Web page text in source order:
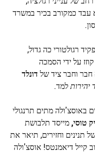
עבד כמקורב בכיר במשרד
רגולטורי כה גדול,
על ידי הסמכה
חבר וחבר ציד של דונלד
יהירותלמד.
באוסצ'ולה מתים תרנגולי
טוסי, מייסד תלבושת
תנינים וחזירים, תיאר את
קייל דיאמנטס! אוסצ'ולה